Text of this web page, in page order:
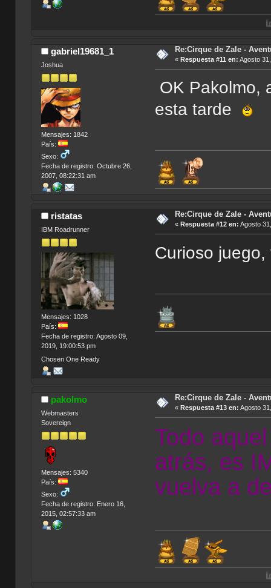
Índice de
gabriel19681_1
Joshua
Mensajes: 1842
País:
Sexo:
Fecha de registro: Octubre 26,
2007, 08:22:31 am
Re:Cirque de Zale -
« Respuesta #11 en: Agosto
OK Pakolmo,
esta tarde
ristatas
IBM Roadrunner
Mensajes: 1028
País:
Fecha de registro: Agosto 09,
2019, 19:00:53 pm
Chosen One Ready
Re:Cirque de Zale -
« Respuesta #12 en: Agosto
Curioso
pakolmo
Webmasters
Sovereign
Mensajes: 5340
País:
Sexo:
Fecha de registro: Enero 16,
2015, 02:57:33 am
Re:Cirque de Zale -
« Respuesta #13 en: Agosto
Todo
atrás, es
vuelva a
Índice de